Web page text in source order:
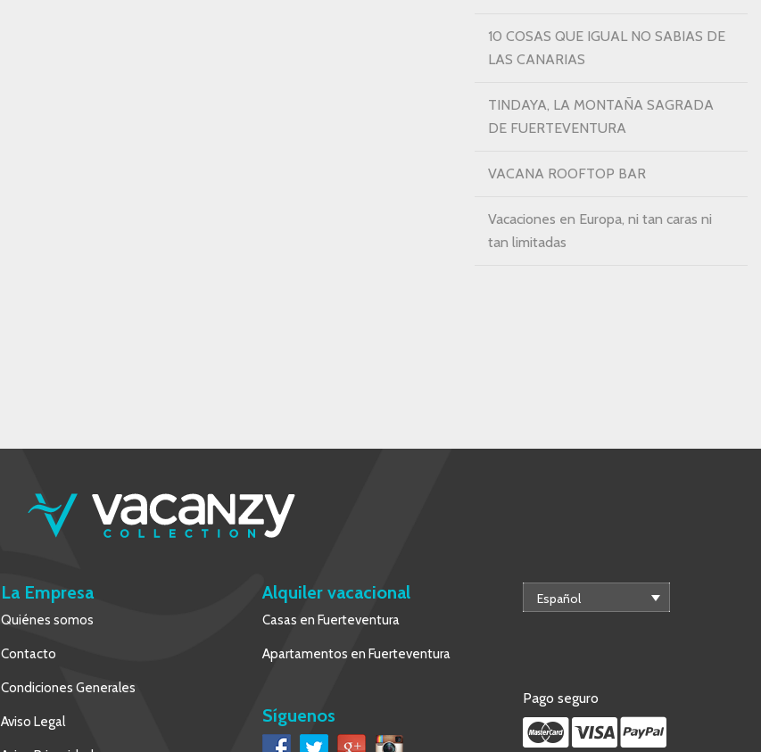
10 COSAS QUE IGUAL NO SABIAS DE
LAS CANARIAS
TINDAYA, LA MONTAÑA SAGRADA
DE FUERTEVENTURA
VACANA ROOFTOP BAR
Vacaciones en Europa, ni tan caras ni
tan limitadas
La Empresa
Quiénes somos
Contacto
Condiciones Generales
Aviso Legal
Alquiler vacacional
Casas en Fuerteventura
Apartamentos en Fuerteventura
Síguenos
Español
Pago seguro